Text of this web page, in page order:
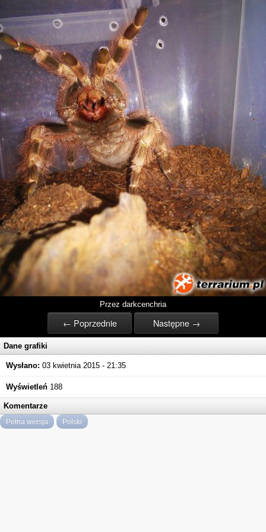
Przez darkcenchria
← Poprzednie Następne →
Dane grafiki
Wysłano: 03 kwietnia 2015 - 21:35
Wyświetleń 188
Komentarze
Pełna wersja Polski